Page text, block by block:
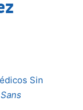
Sin